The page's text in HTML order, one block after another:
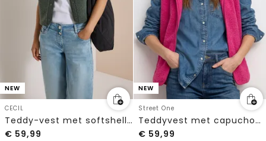
NEW
CECIL
Teddy-vest met softshell-details
€ 59,99
NEW
Street One
Teddyvest met capuchon en rits
€ 59,99